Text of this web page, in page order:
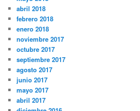
abril 2018
febrero 2018
enero 2018
noviembre 2017
octubre 2017
septiembre 2017
agosto 2017
junio 2017
mayo 2017
abril 2017